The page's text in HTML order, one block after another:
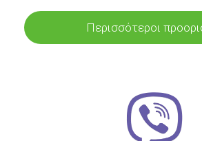
Περισσότεροι